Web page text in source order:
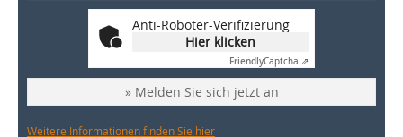
Anti-Roboter-Verifizierung
Hier klicken
FriendlyCaptcha ⇗
» Melden Sie sich jetzt an
Weitere Informationen finden Sie hier